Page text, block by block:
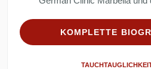
KOMPLETTE